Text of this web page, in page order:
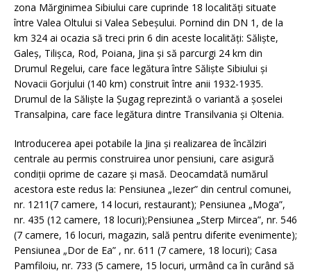
zona Mărginimea Sibiului care cuprinde 18 localități situate
între Valea Oltului si Valea Sebeșului. Pornind din DN 1, de la
km 324 ai ocazia să treci prin 6 din aceste localități: Săliște,
Galeș, Tilișca, Rod, Poiana, Jina și să parcurgi 24 km din
Drumul Regelui, care face legătura între Săliște Sibiului și
Novacii Gorjului (140 km) construit între anii 1932-1935.
Drumul de la Săliște la Șugag reprezintă o variantă a șoselei
Transalpina, care face legătura dintre Transilvania și Oltenia.
Introducerea apei potabile la Jina și realizarea de încălziri
centrale au permis construirea unor pensiuni, care asigură
condiții oprime de cazare și masă. Deocamdată numărul
acestora este redus la: Pensiunea „Iezer” din centrul comunei,
nr. 1211(7 camere, 14 locuri, restaurant); Pensiunea „Moga”,
nr. 435 (12 camere, 18 locuri);Pensiunea „Sterp Mircea”, nr. 546
(7 camere, 16 locuri, magazin, sală pentru diferite evenimente);
Pensiunea „Dor de Ea” , nr. 611 (7 camere, 18 locuri); Casa
Pamfiloiu, nr. 733 (5 camere, 15 locuri, urmând ca în curând să